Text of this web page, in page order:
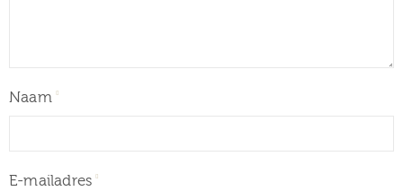
Naam
E-mailadres